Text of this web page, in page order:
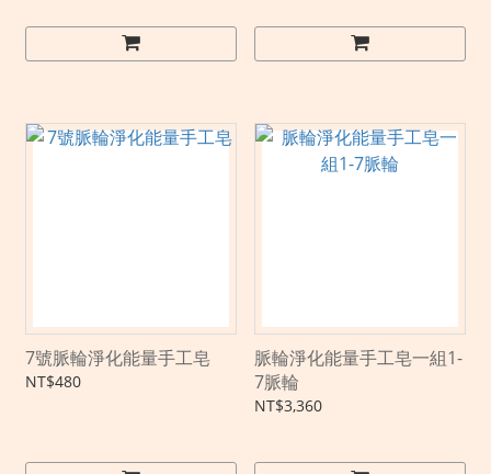
7號脈輪淨化能量手工皂
NT$480
脈輪淨化能量手工皂一組1-
7脈輪
NT$3,360